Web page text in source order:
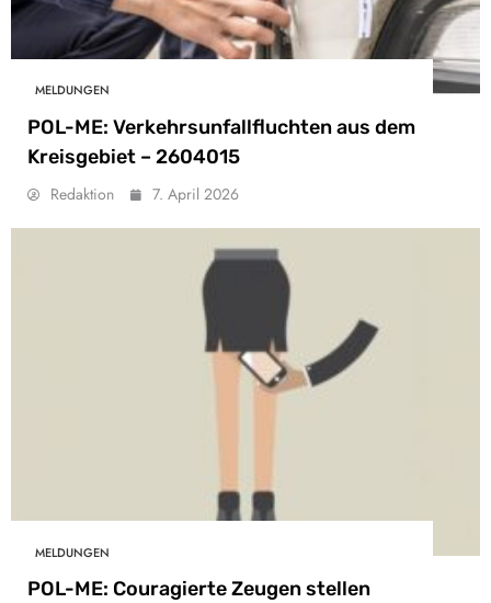
MELDUNGEN
POL-ME: Verkehrsunfallfluchten aus dem
Kreisgebiet – 2604015
Redaktion 7. April 2026
MELDUNGEN
POL-ME: Couragierte Zeugen stellen